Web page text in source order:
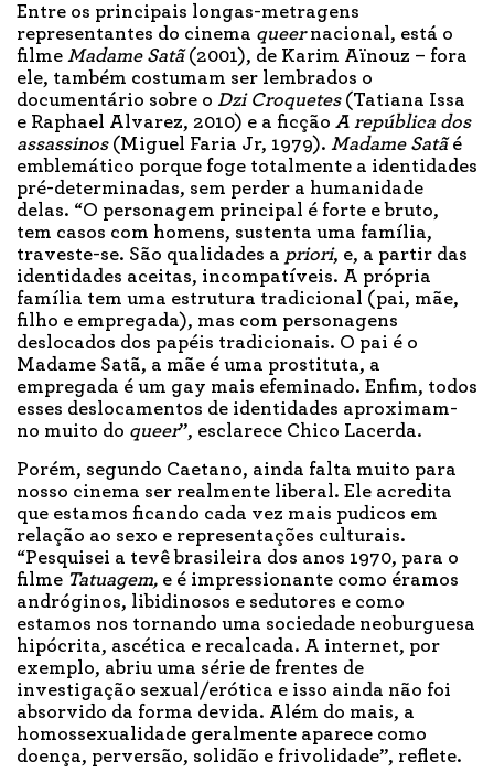
Entre os principais longas-metragens
representantes do cinema queernacional, está o
filme Madame Satã(2001), de Karim Aïnouz – fora
ele, também costumam ser lembrados o
documentário sobre o Dzi Croquetes(Tatiana Issa
e Raphael Alvarez, 2010) e a ficção A república dos
assassinos (Miguel Faria Jr, 1979). Madame Satãé
emblemático porque foge totalmente a identidades
pré-determinadas, sem perder a humanidade
delas. “O personagem principal é forte e bruto,
tem casos com homens, sustenta uma família,
traveste-se. São qualidades a priori, e, a partir das
identidades aceitas, incompatíveis. A própria
família tem uma estrutura tradicional (pai, mãe,
filho e empregada), mas com personagens
deslocados dos papéis tradicionais. O pai é o
Madame Satã, a mãe é uma prostituta, a
empregada é um gay mais efeminado. Enfim, todos
esses deslocamentos de identidades aproximam-
no muito do queer”, esclarece Chico Lacerda.
Porém, segundo Caetano, ainda falta muito para
nosso cinema ser realmente liberal. Ele acredita
que estamos ficando cada vez mais pudicos em
relação ao sexo e representações culturais.
“Pesquisei a tevê brasileira dos anos 1970, para o
filme Tatuagem, e é impressionante como éramos
andróginos, libidinosos e sedutores e como
estamos nos tornando uma sociedade neoburguesa
hipócrita, ascética e recalcada. A internet, por
exemplo, abriu uma série de frentes de
investigação sexual/erótica e isso ainda não foi
absorvido da forma devida. Além do mais, a
homossexualidade geralmente aparece como
doença, perversão, solidão e frivolidade”, reflete.